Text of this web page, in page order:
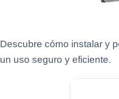
Descubre cómo instalar y
un uso seguro y eficiente.